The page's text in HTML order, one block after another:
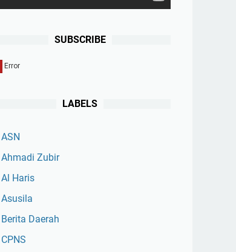
SUBSCRIBE
LABELS
ASN
Ahmadi Zubir
Al Haris
Asusila
Berita Daerah
CPNS